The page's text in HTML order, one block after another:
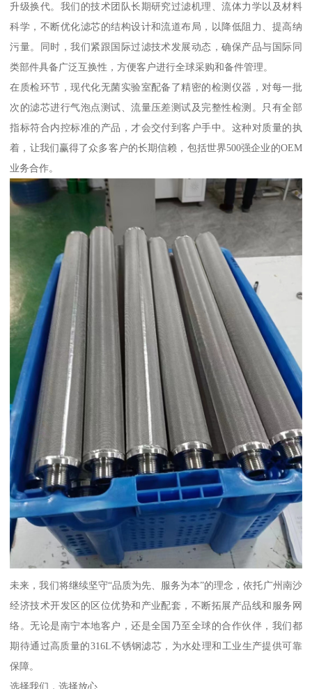
升级换代。我们的技术团队长期研究过滤机理、流体力学以及材料
科学，不断优化滤芯的结构设计和流道布局，以降低阻力、提高纳
污量。同时，我们紧跟国际过滤技术发展动态，确保产品与国际同
类部件具备广泛互换性，方便客户进行全球采购和备件管理。
在质检环节，现代化无菌实验室配备了精密的检测仪器，对每一批
次的滤芯进行气泡点测试、流量压差测试及完整性检测。只有全部
指标符合内控标准的产品，才会交付到客户手中。这种对质量的执
着，让我们赢得了众多客户的长期信赖，包括世界500强企业的OEM
业务合作。
未来，我们将继续坚守“品质为先、服务为本”的理念，依托广州南沙
经济技术开发区的区位优势和产业配套，不断拓展产品线和服务网
络。无论是南宁本地客户，还是全国乃至全球的合作伙伴，我们都
期待通过高质量的316L不锈钢滤芯，为水处理和工业生产提供可靠
保障。
选择我们，选择放心